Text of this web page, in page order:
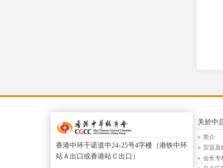
香港中环干诺道中24-25号4字楼（港铁中环
站Ａ出口或香港站Ｃ出口）
关於中
简介
宗旨及
会长专